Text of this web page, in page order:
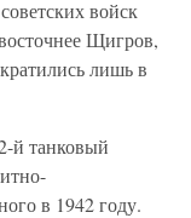
войск
Щигров,
лишь в
й танковый
в 1942 году.